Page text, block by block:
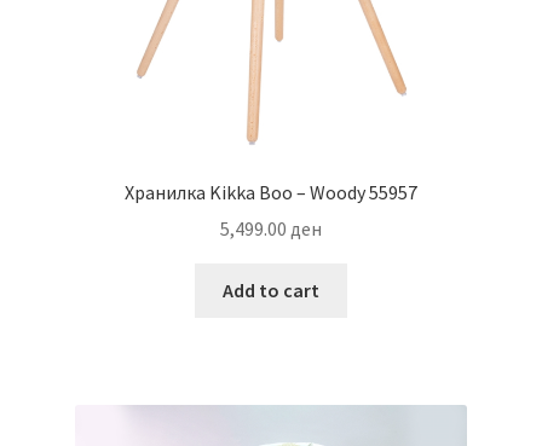
Хранилка Kikka Boo – Woody 55957
5,499.00 ден
Add to cart